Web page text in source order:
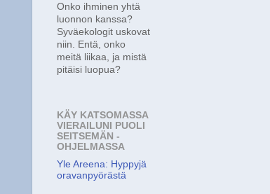
Onko ihminen yhtä
luonnon kanssa?
Syväekologit uskovat
niin. Entä, onko
meitä liikaa, ja mistä
pitäisi luopua?
KÄY KATSOMASSA
VIERAILUNI PUOLI
SEITSEMÄN -
OHJELMASSA
Yle Areena: Hyppyjä
oravanpyörästä